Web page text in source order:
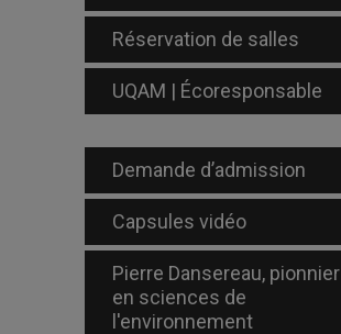
Réservation de salles
UQAM | Écoresponsable
Demande d’admission
Capsules vidéo
Pierre Dansereau, pionnier
en sciences de
l'environnement